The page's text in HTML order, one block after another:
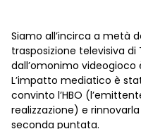
Siamo all’incirca a metà
trasposizione televisiva
dall’omonimo videogioco
L’impatto mediatico è
convinto l’HBO
realizzazione) e
seconda puntata.